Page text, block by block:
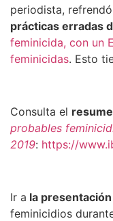
periodista,
prácticas erradas
feminicida, con un
feminicidas. Esto
Consulta el
probables
2019: https://
Ir a la presentación
feminicidios